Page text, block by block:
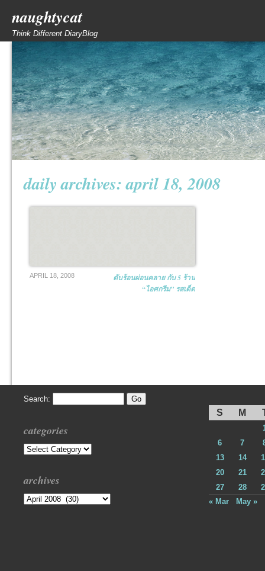
naughtycat
Think Different DiaryBlog
daily archives:april 18, 2008
APRIL 18, 2008
ดับร้อนผ่อนคลาย กับ 5 ร้าน
“ไอศกรีม” รสเด็ด
Search:
categories
Categories
archives
Archives
S M
6
7
13
14
20
21
27
28
« Mar
May »